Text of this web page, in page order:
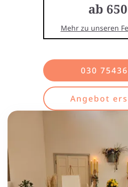
ab
Mehr zu unseren
030
Angebot